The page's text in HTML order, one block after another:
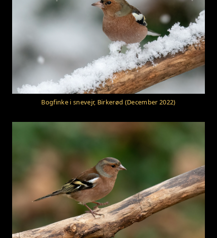
Bogfinke i snevejr, Birkerød (December 2022)